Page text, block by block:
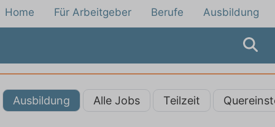
Home Für Arbeitgeber Berufe Ausbildung
Ausbildung Alle Jobs Teilzeit